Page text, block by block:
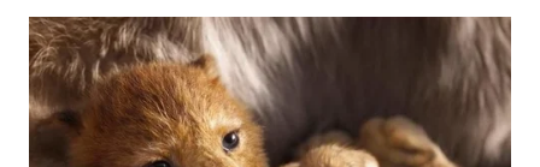
SUMEDANG
WN
CIANJUR